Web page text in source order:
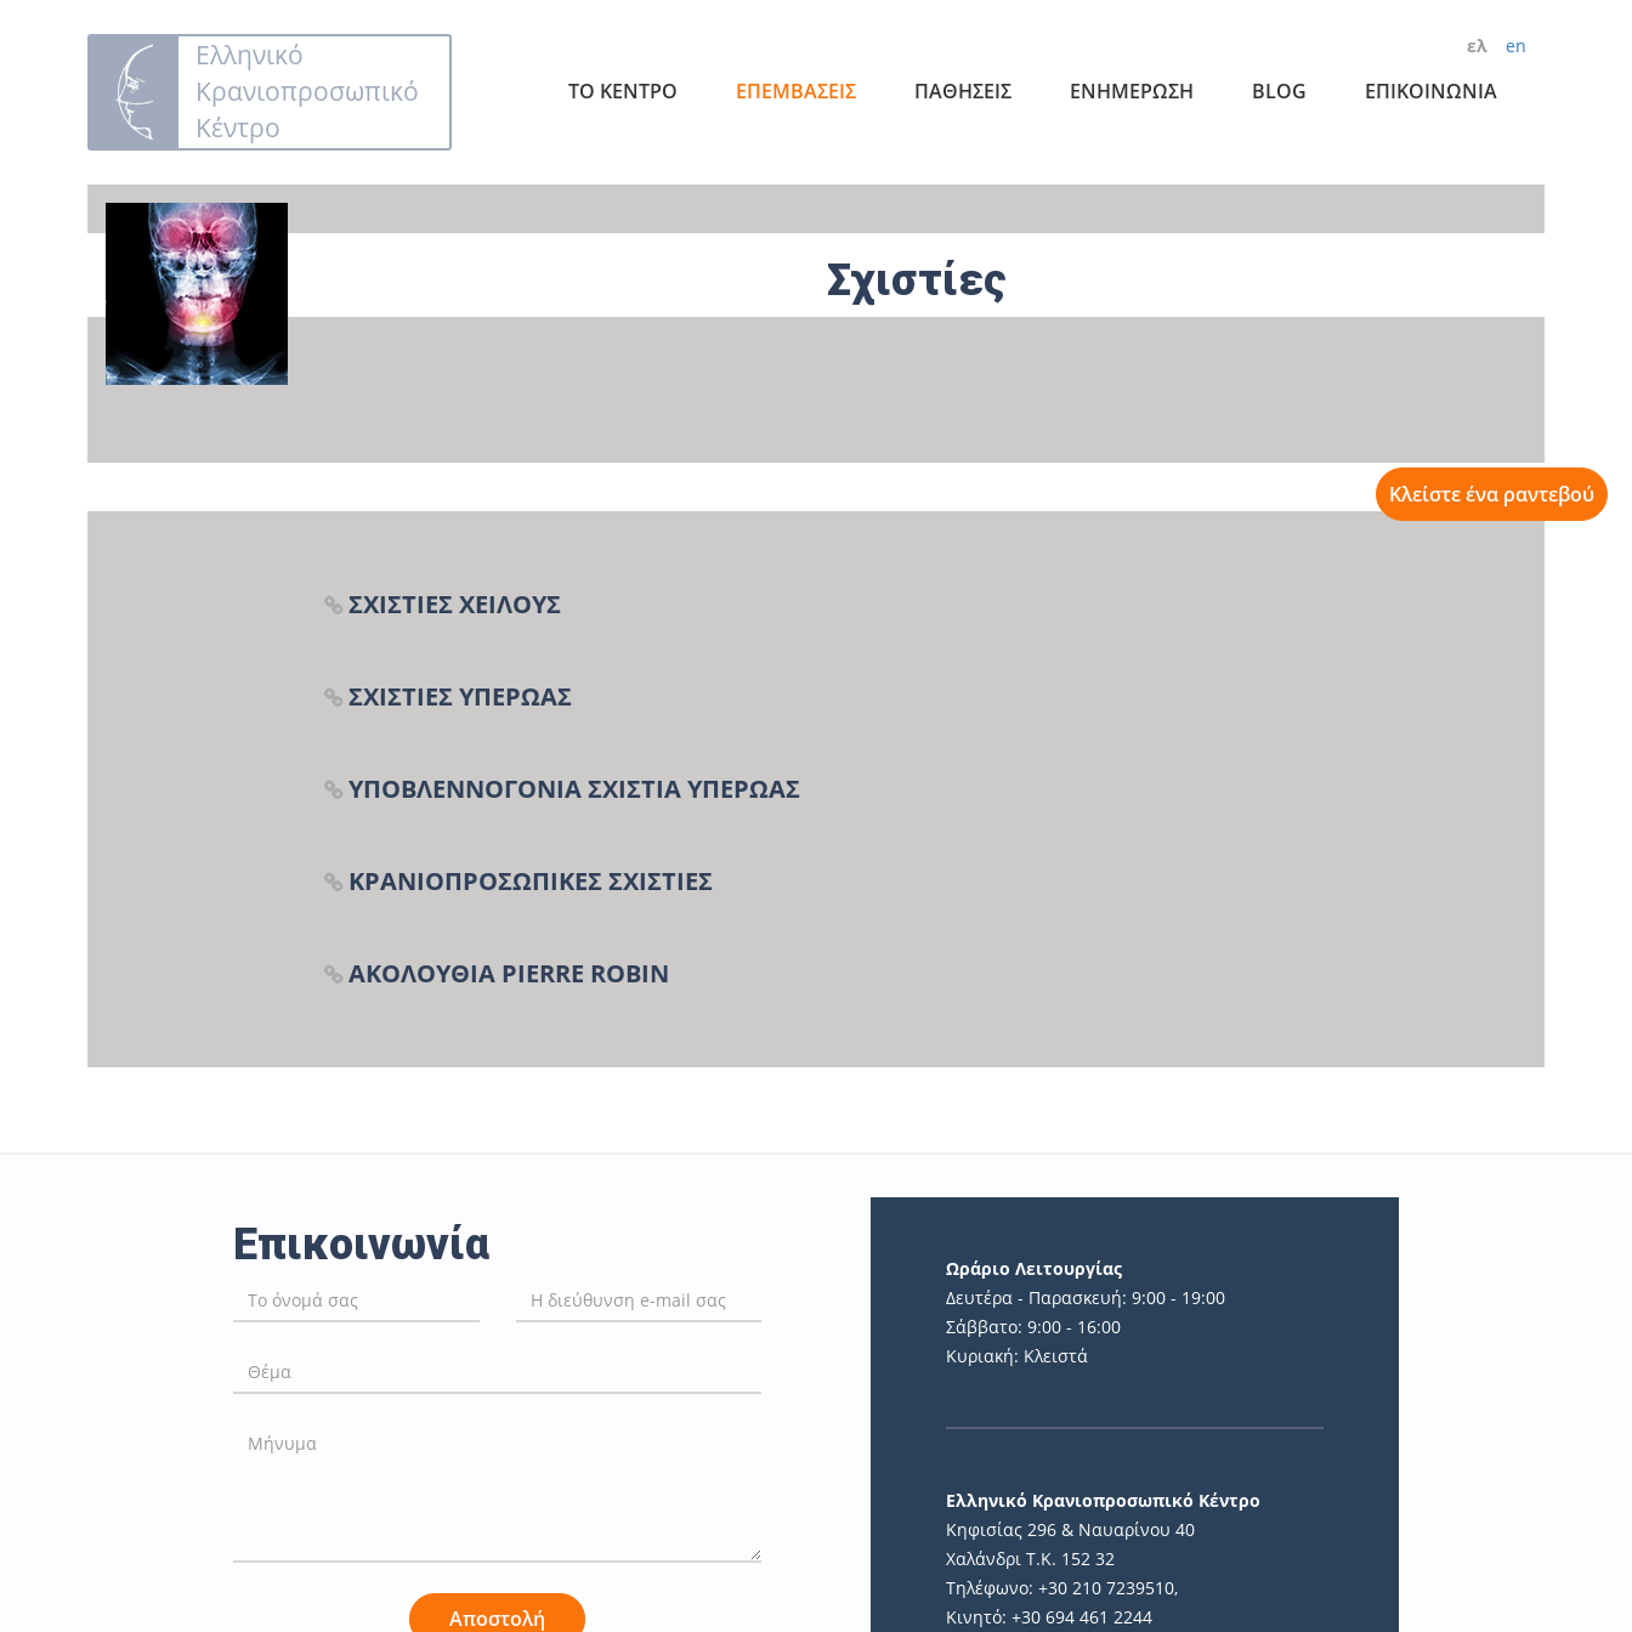
Ελληνικό
Κρανιοπροσωπικό
Κέντρο
en
ελ
ΤΟ ΚΕΝΤΡΟ ΕΠΕΜΒΑΣΕΙΣ ΠΑΘΗΣΕΙΣ ΕΝΗΜΕΡΩΣΗ BLOG ΕΠΙΚΟΙΝΩΝΙΑ
Σχιστίες
ΣΧΙΣΤΙΕΣ ΧΕΙΛΟΥΣ
ΣΧΙΣΤΙΕΣ ΥΠΕΡΩΑΣ
ΥΠΟΒΛΕΝΝΟΓΟΝΙΑ ΣΧΙΣΤΙΑ ΥΠΕΡΩΑΣ
ΚΡΑΝΙΟΠΡΟΣΩΠΙΚΕΣ ΣΧΙΣΤΙΕΣ
ΑΚΟΛΟΥΘΙΑ PIERRE ROBIN
Επικοινωνία
Αποστολή
Ωράριο Λειτουργίας
Δευτέρα - Παρασκευή: 9:00 - 19:00
Σάββατο: 9:00 - 16:00
Κυριακή: Κλειστά
Ελληνικό Κρανιοπροσωπικό Κέντρο
Κηφισίας 296 & Ναυαρίνου 40
Χαλάνδρι Τ.Κ. 152 32
Τηλέφωνο: +30 210 7239510,
Κινητό: +30 694 461 2244
Κλείστε ένα ραντεβού